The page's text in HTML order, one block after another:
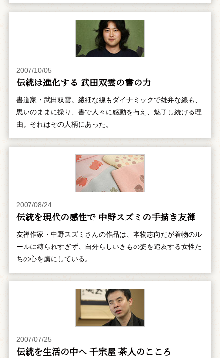
2007/10/05
伝統は進化する 武田双雲の書の力
書道家・武田双雲。繊細な線もダイナミックで雄弁な線も、
思いのままに操り、書で人々に感動を与え、魅了し続ける理
由。それはその人柄にあった。
2007/08/24
伝統を現代の感性で 中野スズミの手描き友禅
友禅作家・中野スズミさんの作品は、本物志向だが着物のル
ールに縛られすぎず、自分らしいきもの姿を追及する女性た
ちの心を虜にしている。
2007/07/25
伝統を生活の中へ 千宗屋 茶人のこころ